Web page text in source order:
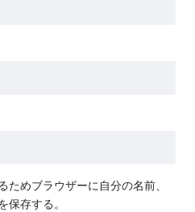
ためブラウザーに自分の名前、
保存する。